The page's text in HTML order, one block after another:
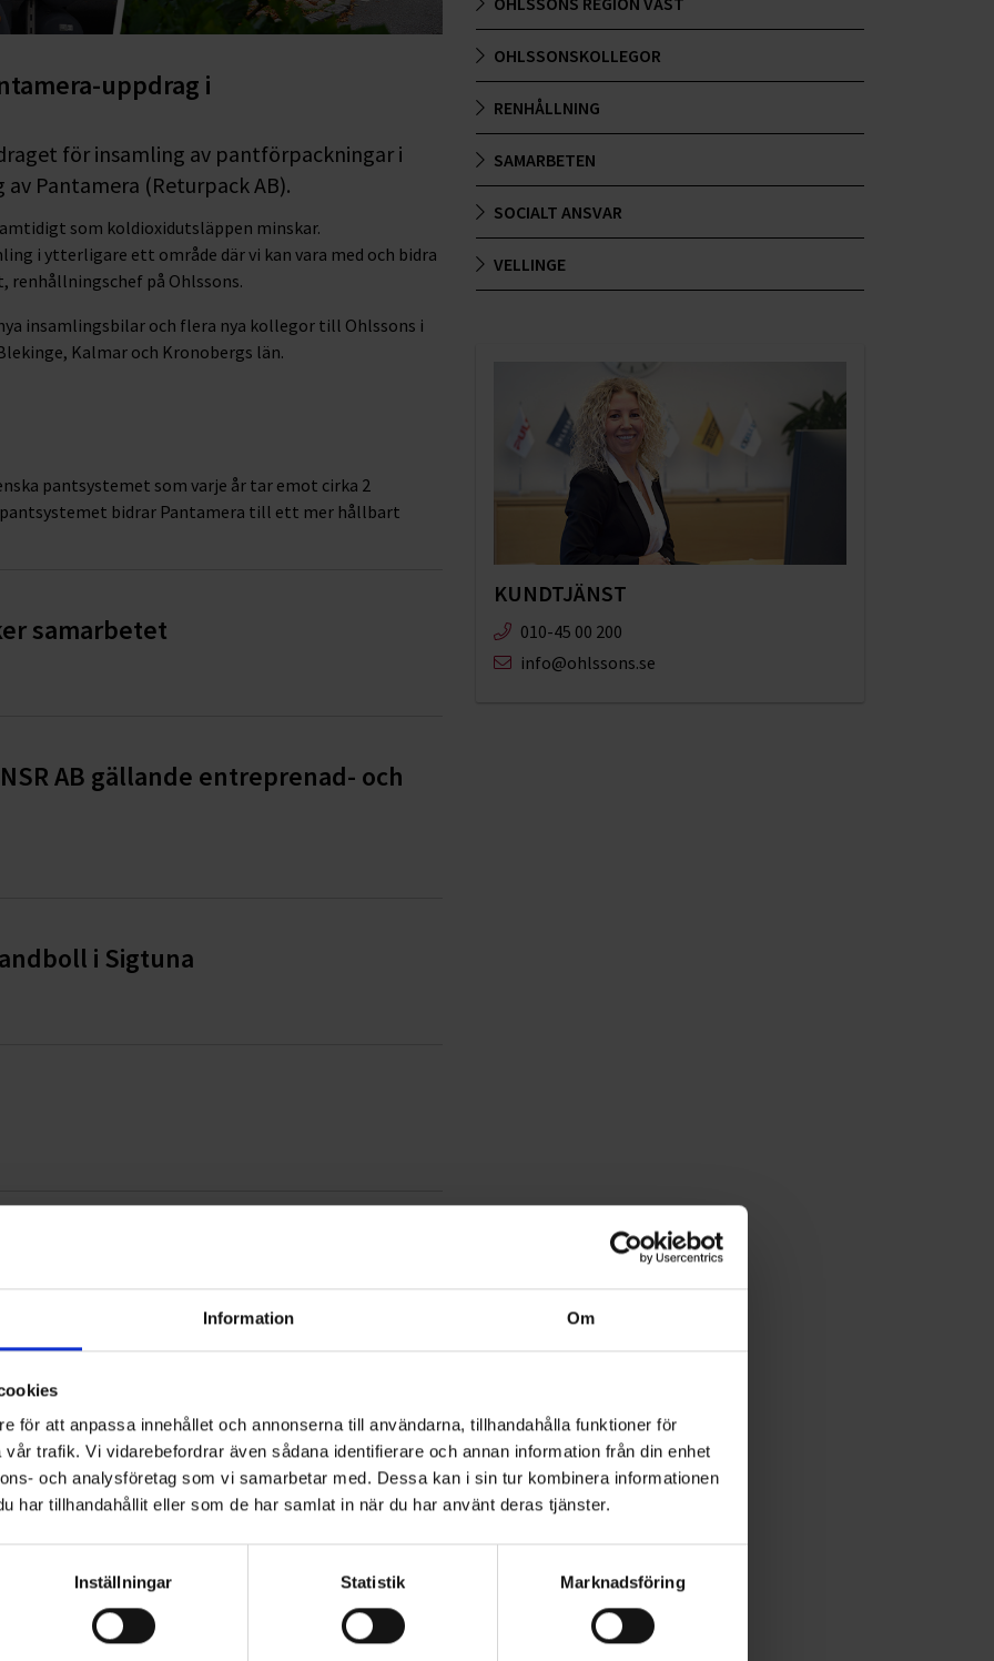
Information Om
för att anpassa innehållet och annonserna till användarna, tillhandahålla funktioner för
trafik. Vi vidarebefordrar även sådana identifierare och annan information från din enhet
och analysföretag som vi samarbetar med. Dessa kan i sin tur kombinera informationen
har tillhandahållit eller som de har samlat in när du har använt deras tjänster.
Inställningar Statistik Marknadsföring
uppdrag i
för insamling av pantförpackningar i
Pantamera (Returpack AB).
som koldioxidutsläppen minskar.
i ytterligare ett område där vi kan vara med och bidra
renhållningschef på Ohlssons.
insamlingsbilar och flera nya kollegor till Ohlssons i
Kalmar och Kronobergs län.
pantsystemet som varje år tar emot cirka 2
bidrar Pantamera till ett mer hållbart
samarbetet
AB gällande entreprenad- och
i Sigtuna
via HBV
OHLSSONSKOLLEGOR
RENHÅLLNING
SAMARBETEN
SOCIALT ANSVAR
VELLINGE
KUNDTJÄNST
010-45 00 200​
info@ohlssons.se